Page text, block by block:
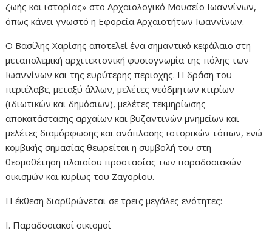
ζωής και ιστορίας» στο Αρχαιολογικό Μουσείο Ιωαννίνων,
όπως κάνει γνωστό η Εφορεία Αρχαιοτήτων Ιωαννίνων.
Ο Βασίλης Χαρίσης αποτελεί ένα σημαντικό κεφάλαιο στη
μεταπολεμική αρχιτεκτονική φυσιογνωμία της πόλης των
Ιωαννίνων και της ευρύτερης περιοχής. Η δράση του
περιέλαβε, μεταξύ άλλων, μελέτες νεόδμητων κτιρίων
(ιδιωτικών και δημόσιων), μελέτες τεκμηρίωσης –
αποκατάστασης αρχαίων και βυζαντινών μνημείων και
μελέτες διαμόρφωσης και ανάπλασης ιστορικών τόπων, ενώ
κομβικής σημασίας θεωρείται η συμβολή του στη
θεσμοθέτηση πλαισίου προστασίας των παραδοσιακών
οικισμών και κυρίως του Ζαγορίου.
Η έκθεση διαρθρώνεται σε τρεις μεγάλες ενότητες:
Ι. Παραδοσιακοί οικισμοί